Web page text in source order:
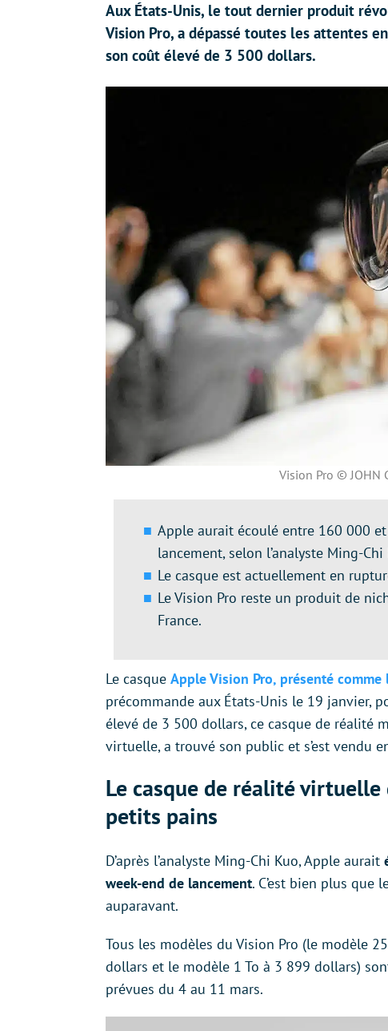
Aux États-Unis, le tout dernier produit
Vision Pro, a dépassé toutes les attentes
son coût élevé de 3 500 dollars.
Vision Pro © JOHN
Apple aurait écoulé entre 160 000
lancement, selon l’analyste Ming-Chi
Le casque est actuellement en
Le Vision Pro reste un produit de
France.
Le casque Apple Vision Pro, présenté
précommande aux États-Unis le 19 janvier,
élevé de 3 500 dollars, ce casque de réalité
virtuelle, a trouvé son public et s’est vendu
Le casque de réalité virtuelle
petits pains
D’après l’analyste Ming-Chi Kuo, Apple aurait
week-end de lancement. C’est bien plus que
auparavant.
Tous les modèles du Vision Pro (le modèle
dollars et le modèle 1 To à 3 899 dollars)
prévues du 4 au 11 mars.